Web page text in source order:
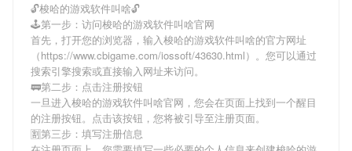
🔓梭哈的游戏软件叫啥🔓
🕹第一步：访问梭哈的游戏软件叫啥官网
首先，打开您的浏览器，输入梭哈的游戏软件叫啥的官方网址
（https://www.cbigame.com/iossoft/43630.html）。您可以通过
搜索引擎搜索或直接输入网址来访问。
🚃第二步：点击注册按钮
一旦进入梭哈的游戏软件叫啥官网，您会在页面上找到一个醒目
的注册按钮。点击该按钮，您将被引导至注册页面。
🈹第三步：填写注册信息